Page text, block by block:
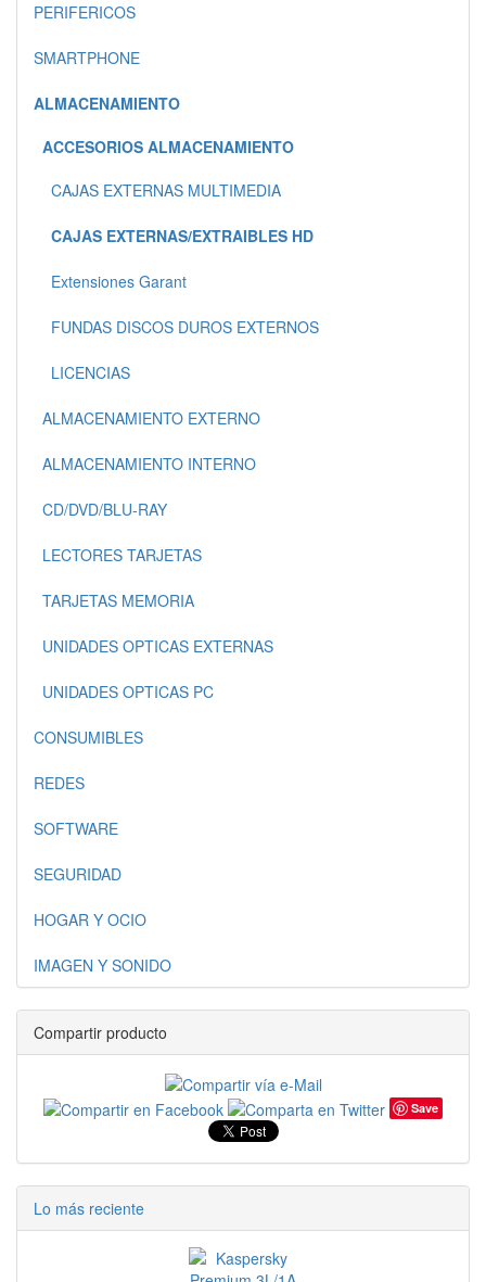
PERIFERICOS
SMARTPHONE
ALMACENAMIENTO
ACCESORIOS ALMACENAMIENTO
CAJAS EXTERNAS MULTIMEDIA
CAJAS EXTERNAS/EXTRAIBLES HD
Extensiones Garant
FUNDAS DISCOS DUROS EXTERNOS
LICENCIAS
ALMACENAMIENTO EXTERNO
ALMACENAMIENTO INTERNO
CD/DVD/BLU-RAY
LECTORES TARJETAS
TARJETAS MEMORIA
UNIDADES OPTICAS EXTERNAS
UNIDADES OPTICAS PC
CONSUMIBLES
REDES
SOFTWARE
SEGURIDAD
HOGAR Y OCIO
IMAGEN Y SONIDO
Compartir producto
Save
Lo más reciente